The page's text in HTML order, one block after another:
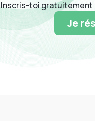
Inscris-toi gratuitement
Je